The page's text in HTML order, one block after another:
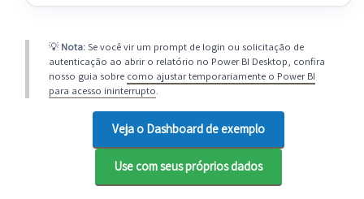
💡Nota:Se você vir um prompt de login ou solicitação de
autenticação ao abrir o relatório no Power BI Desktop, confira
nosso guia sobre como ajustar temporariamente o Power BI
para acesso ininterrupto.
Veja o Dashboard de exemplo
Use com seus próprios dados